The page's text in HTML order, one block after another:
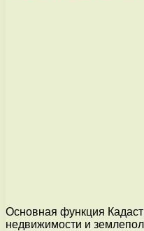
Основная функция
недвижимости и